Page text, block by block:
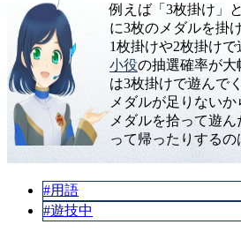
例えば「3枚掛け」
に3枚のメダルを掛
1枚掛けや2枚掛けで
小役の抽選確率が大
は3枚掛けで遊んで
メダルが足りない
メダルを拾って遊
って帰ったりするの
#用語
#遊技中